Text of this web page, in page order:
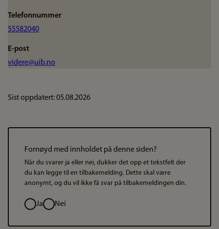
Telefonnummer
55582040
E-post
videre@uib.no
Sist oppdatert: 05.08.2026
Fornøyd med innholdet på denne siden?
Når du svarer ja eller nei, dukker det opp et tekstfelt der
du kan legge til en tilbakemelding. Dette skal være
anonymt, og du vil ikke få svar på tilbakemeldingen din.
ValgJa Nei